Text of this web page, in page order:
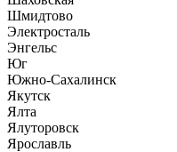
Шмидтово
Электросталь
Энгельс
Юг
Южно-Сахалинск
Якутск
Ялта
Ялуторовск
Ярославль